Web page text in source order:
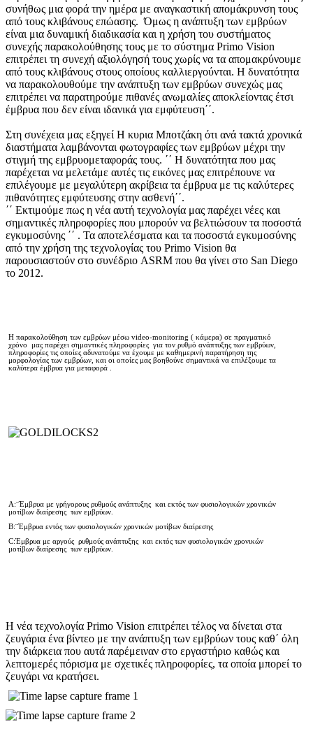
συνήθως μια φορά την ημέρα με αναγκαστική απομάκρυνση τους
από τους κλιβάνους επώασης. Όμως η ανάπτυξη των εμβρύων
είναι μια δυναμική διαδικασία και η χρήση του συστήματος
συνεχής παρακολούθησης τους με το σύστημα Primo Vision
επιτρέπει τη συνεχή αξιολόγησή τους χωρίς να τα απομακρύνουμε
από τους κλιβάνους στους οποίους καλλιεργούνται. Η δυνατότητα
να παρακολουθούμε την ανάπτυξη των εμβρύων συνεχώς μας
επιτρέπει να παρατηρούμε πιθανές ανωμαλίες αποκλείοντας έτσι
έμβρυα που δεν είναι ιδανικά για εμφύτευση΄΄.
Στη συνέχεια μας εξηγεί Η κυρια Μποτζάκη ότι ανά τακτά χρονικά
διαστήματα λαμβάνονται φωτογραφίες των εμβρύων μέχρι την
στιγμή της εμβρυομεταφοράς τους. ΄΄ Η δυνατότητα που μας
παρέχεται να μελετάμε αυτές τις εικόνες μας επιτρέπουνε να
επιλέγουμε με μεγαλύτερη ακρίβεια τα έμβρυα με τις καλύτερες
πιθανότητες εμφύτευσης στην ασθενή΄΄.
΄΄ Εκτιμούμε πως η νέα αυτή τεχνολογία μας παρέχει νέες και
σημαντικές πληροφορίες που μπορούν να βελτιώσουν τα ποσοστά
εγκυμοσύνης ΄΄ . Τα αποτελέσματα και τα ποσοστά εγκυμοσύνης
από την χρήση της τεχνολογίας του Primo Vision θα
παρουσιαστούν στο συνέδριο ASRM που θα γίνει στο San Diego
το 2012.
Η παρακολούθηση των εμβρύων μέσω video-monitoring ( κάμερα) σε πραγματικό
χρόνο μας παρέχει σημαντικές πληροφορίες για τον ρυθμό ανάπτυξης των εμβρύων,
πληροφορίες τις οποίες αδυνατούμε να έχουμε με καθημερινή παρατήρηση της
μορφολογίας των εμβρύων, και οι οποίες μας βοηθούνε σημαντικά να επιλέξουμε τα
καλύτερα έμβρυα για μεταφορά .
A:¨Έμβρυα με γρήγορους ρυθμούς ανάπτυξης και εκτός των φυσιολογικών χρονικών
μοτίβων διαίρεσης των εμβρύων.
B:¨Έμβρυα εντός των φυσιολογικών χρονικών μοτίβων διαίρεσης
C:Έμβρυα με αργούς ρυθμούς ανάπτυξης και εκτός των φυσιολογικών χρονικών
μοτίβων διαίρεσης των εμβρύων.
Η νέα τεχνολογία Primo Vision επιτρέπει τέλος να δίνεται στα
ζευγάρια ένα βίντεο με την ανάπτυξη των εμβρύων τους καθ΄ όλη
την διάρκεια που αυτά παρέμειναν στο εργαστήριο καθώς και
λεπτομερές πόρισμα με σχετικές πληροφορίες, τα οποία μπορεί το
ζευγάρι να κρατήσει.